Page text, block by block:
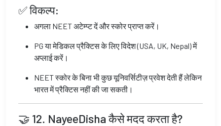
✅ विकल्प:
अगला NEET अटेम्प्ट दें और स्कोर प्राप्त करें।
PG या मेडिकल प्रैक्टिस के लिए विदेश (USA, UK, Nepal) में
अप्लाई करें।
NEET स्कोर के बिना भी कुछ यूनिवर्सिटीज़ प्रवेश देती हैं लेकिन
भारत में प्रैक्टिस नहीं की जा सकती।
🤝 12. NayeeDisha कैसे मदद करता है?